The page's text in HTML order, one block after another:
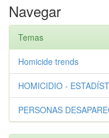
Navegar
Temas
Homicide trends
HOMICIDIO -
PERSONAS